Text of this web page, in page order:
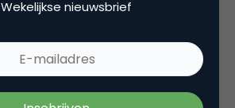
Wekelijkse nieuwsbrief